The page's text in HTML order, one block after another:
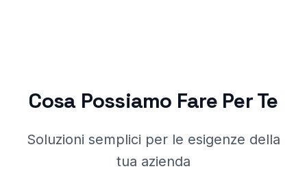
Cosa Possiamo Fare Per Te
Soluzioni semplici per le esigenze della
tua azienda